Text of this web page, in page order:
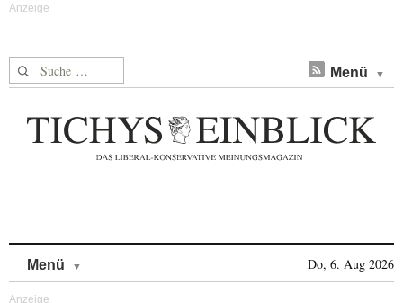
Suche nach: Menü
Menü Do, 6. Aug 2026